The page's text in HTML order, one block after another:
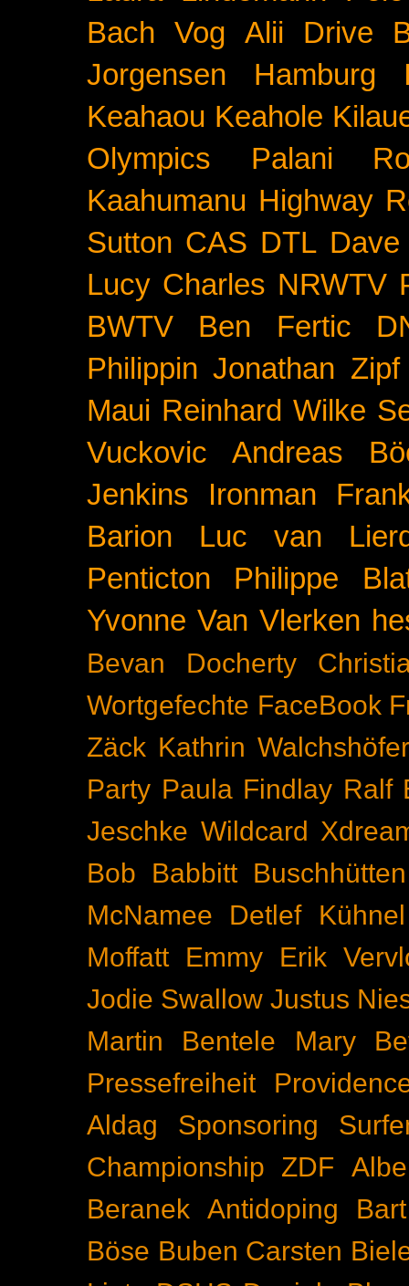
Bach Vog Alii Drive
Jorgensen
Hamburg
Keahaou Keahole
Olympics
Palani
Kaahumanu Highway
Sutton CAS DTL
Lucy Charles NRWTV
BWTV
Ben Fertic
Philippin Jonathan Zipf
Maui Reinhard Wilke
Vuckovic
Andreas
Jenkins
Ironman
Barion
Luc van
Penticton
Philippe
Yvonne Van Vlerken
Bevan Docherty
Wortgefechte FaceBook
Zäck Kathrin Walchshöfer
Party Paula Findlay Ralf
Jeschke Wildcard
Bob Babbitt Buschhütten
McNamee
Detlef Kühnel
Moffatt
Emmy
Erik
Jodie Swallow Justus
Martin Bentele
Mary
Pressefreiheit
Aldag
Sponsoring
Championship
ZDF
Beranek Antidoping
Böse Buben Carsten